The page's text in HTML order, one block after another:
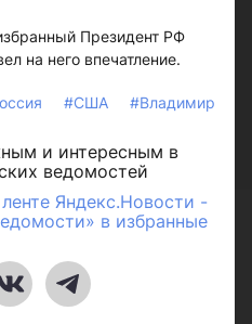
Президент РФ
на него впечатление.
#США
#Владимир
и интересным в
ведомостей
Яндекс.Новости -
в избранные